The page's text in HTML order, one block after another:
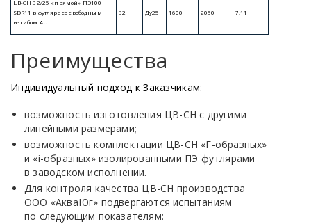
Преимущества
Индивидуальный подход к Заказчикам:
возможность изготовления ЦВ-СН с другими
линейными размерами;
возможность комплектации ЦВ-СН «Г-образных»
и «i-образных» изолированными ПЭ футлярами
в заводском исполнении.
Для контроля качества ЦВ-СН производства
ООО «АкваЮг» подвергаются испытаниям
по следующим показателям: